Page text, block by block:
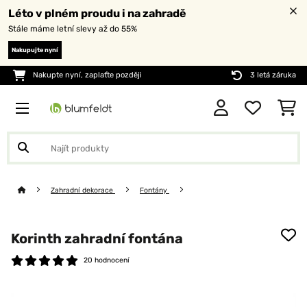
Léto v plném proudu i na zahradě
Stále máme letní slevy až do 55%
Nakupujte nyní
Nakupte nyní, zaplaťte později 3 letá záruka
Zahradní dekorace Fontány
Korinth zahradní fontána
20 hodnocení